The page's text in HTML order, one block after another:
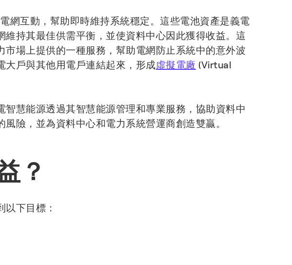
網互動，幫助即時維持系統穩定。這些電池資產是義電
持其最佳供需平衡，並使資料中心因此獲得收益。這
場上提供的一種服務，幫助電網防止系統中的意外波
大戶與其他用電戶連結起來，形成虛擬電廠 (Virtual
慧能源透過其智慧能源管理和專業服務，協助資料中
險，並為資料中心和電力系統營運商創造雙贏。
？
下目標：